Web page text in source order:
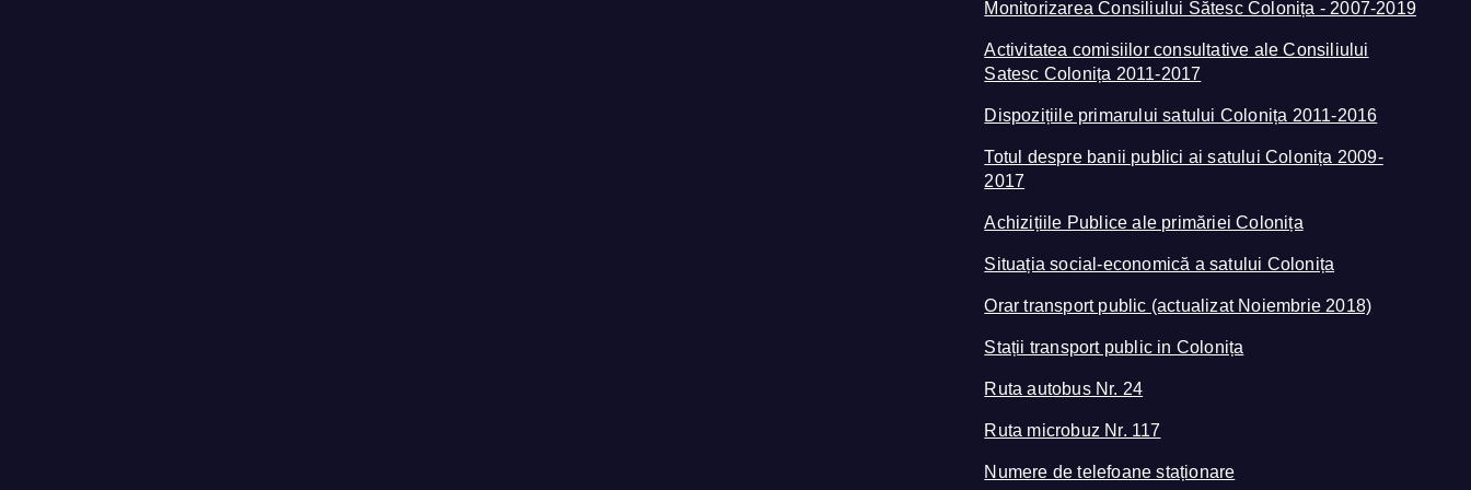
Monitorizarea Consiliului Sătesc Colonița - 2007-2019
Activitatea comisiilor consultative ale Consiliului
Satesc Colonița 2011-2017
Dispozițiile primarului satului Colonița 2011-2016
Totul despre banii publici ai satului Colonița 2009-
2017
Achizițiile Publice ale primăriei Colonița
Situația social-economică a satului Colonița
Orar transport public (actualizat Noiembrie 2018)
Stații transport public in Colonița
Ruta autobus Nr. 24
Ruta microbuz Nr. 117
Numere de telefoane staționare